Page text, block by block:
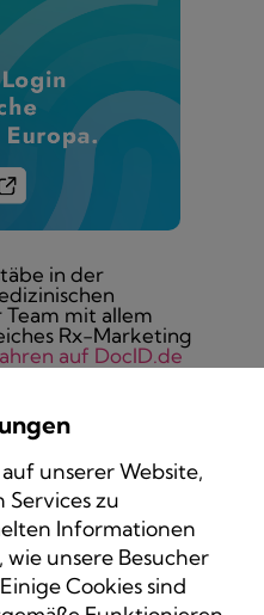
in der
Team mit allem
Rx-Marketing
auf DocID.de
unserer Website,
zu
Informationen
unsere Besucher
Cookies sind